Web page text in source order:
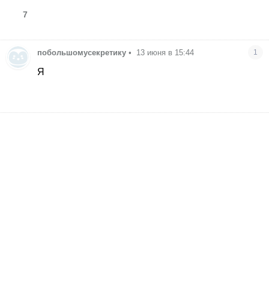
7
побольшомусекретику • 13 июня в 15:44 1
Я